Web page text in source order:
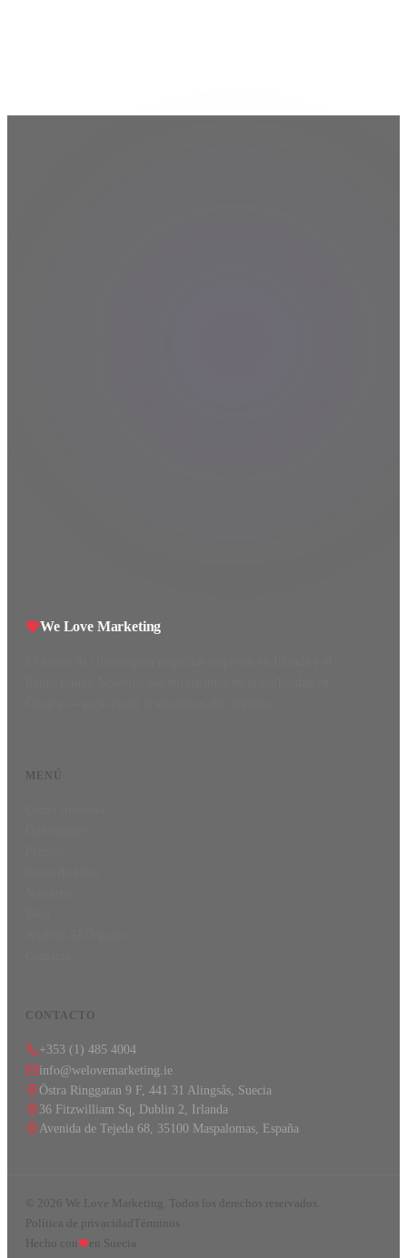
We Love Marketing
MENÚ
CONTACTO
+353 (1) 485 4004
info@welovemarketing.ie
Östra Ringgatan 9 F, 441 31 Alingsås, Suecia
36 Fitzwilliam Sq, Dublin 2, Irlanda
Avenida de Tejeda 68, 35100 Maspalomas, España
2026 We Love Marketing. Todos los derechos reservados.
Política de privacidad Términos
Hecho con
en Suecia